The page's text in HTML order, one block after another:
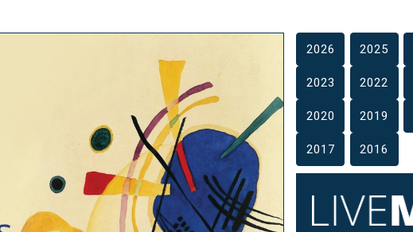
2026 2025
2023 2022
2020 2019
2017 2016